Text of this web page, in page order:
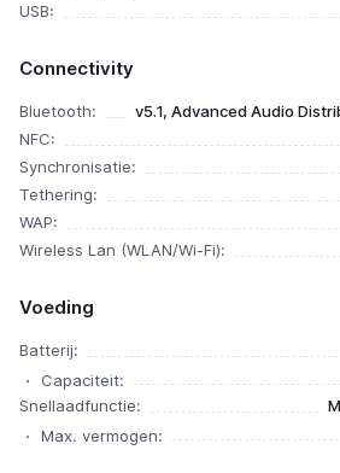
USB:
Connectivity
Bluetooth:
v5.1, Advanced Audio
NFC:
Synchronisatie:
Tethering:
WAP:
Wireless Lan (WLAN/Wi-Fi):
Voeding
Batterij:
Capaciteit:
Snellaadfunctie:
Max. vermogen: